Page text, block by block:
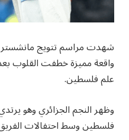
واقعة مميزة خطفت القلوب
علم فلسطين.
وظهر النجم الجزائري وهو
فلسطين وسط احتفالات